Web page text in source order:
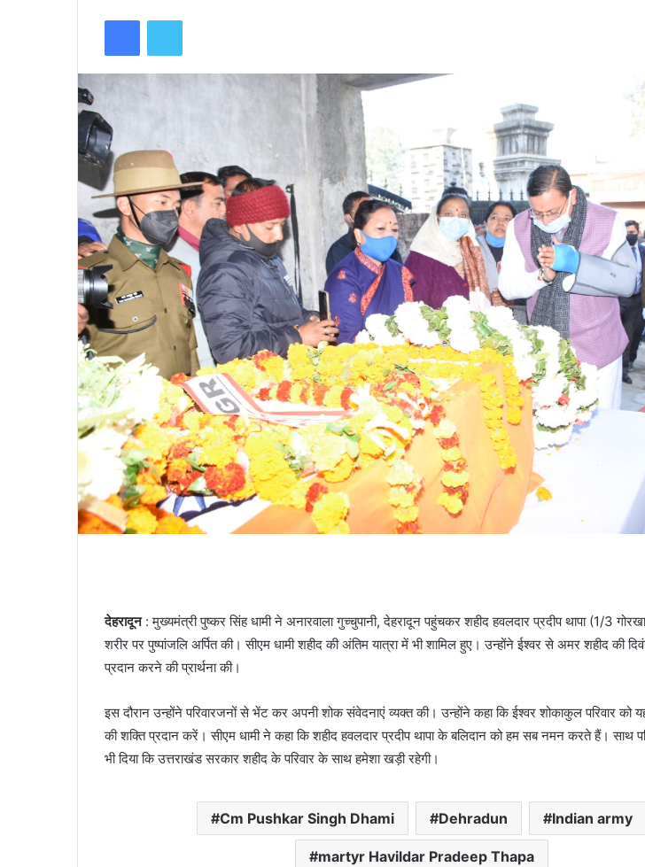
FacebookTwitter
देहरादून: मुख्यमंत्री पुष्कर सिंह धामी ने अनारवाला गुच्चुपानी, देहरादून पहुंचकर शहीद हवलदार प्रदीप थापा (1/3
शरीर पर पुष्पांजलि अर्पित की। सीएम धामी शहीद की अंतिम यात्रा में भी शामिल हुए। उन्होंने ईश्वर से अमर शहीद की
प्रदान करने की प्रार्थना की।
इस दौरान उन्होंने परिवारजनों से भेंट कर अपनी शोक संवेदनाएं व्यक्त की। उन्होंने कहा कि ईश्वर शोकाकुल परिवार
की शक्ति प्रदान करें। सीएम धामी ने कहा कि शहीद हवलदार प्रदीप थापा के बलिदान को हम सब नमन करते हैं। साथ
भी दिया कि उत्तराखंड सरकार शहीद के परिवार के साथ हमेशा खड़ी रहेगी।
Cm Pushkar Singh Dhami Dehradun Indian army
martyr Havildar Pradeep Thapa